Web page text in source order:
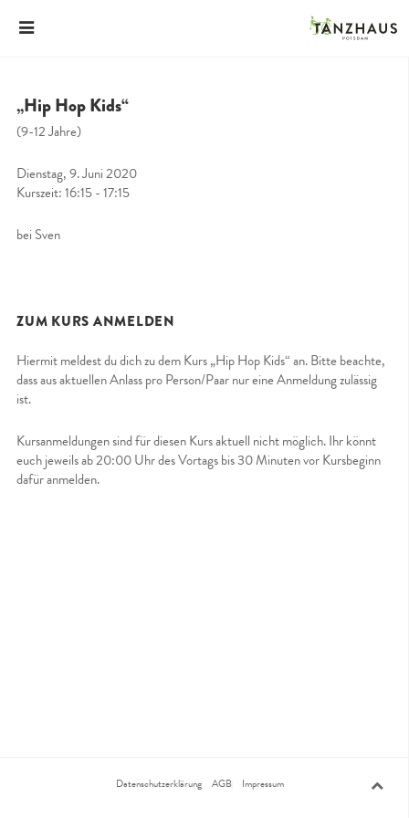
„Hip Hop Kids“
(9-12 Jahre)
Dienstag, 9. Juni 2020
Kurszeit: 16:15 - 17:15
bei Sven
ZUM KURS ANMELDEN
Hiermit meldest du dich zu dem Kurs „Hip Hop Kids“ an. Bitte beachte,
dass aus aktuellen Anlass pro Person/Paar nur eine Anmeldung zulässig
ist.
Kursanmeldungen sind für diesen Kurs aktuell nicht möglich. Ihr könnt
euch jeweils ab 20:00 Uhr des Vortags bis 30 Minuten vor Kursbeginn
dafür anmelden.
Datenschutzerklärung AGB Impressum